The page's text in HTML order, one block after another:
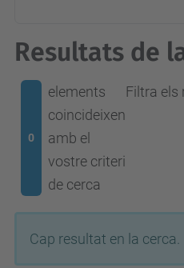
Resultats de
0
elements
coincideixen
amb el
vostre criteri
de cerca
Filtra els
Cap resultat en la cerca.